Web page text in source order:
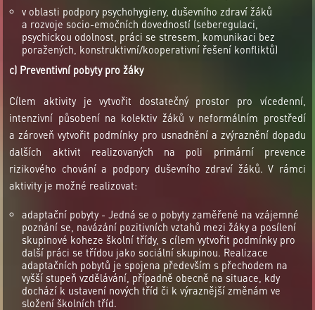
v oblasti podpory psychohygieny, duševního zdraví žáků
a rozvoje socio-emočních dovedností (seberegulaci,
psychickou odolnost, práci se stresem, komunikaci bez
poražených, konstruktivní/kooperativní řešení konfliktů)
c) Preventivní pobyty pro žáky
Cílem aktivity je vytvořit dostatečný prostor pro vícedenní,
intenzivní působení na kolektiv žáků v neformálním prostředí
a zároveň vytvořit podmínky pro usnadnění a zvýraznění dopadu
dalších aktivit realizovaných na poli primární prevence
rizikového chování a podpory duševního zdraví žáků. V rámci
aktivity je možné realizovat:
adaptační pobyty - Jedná se o pobyty zaměřené na vzájemné
poznání se, navázání pozitivních vztahů mezi žáky a posílení
skupinové koheze školní třídy, s cílem vytvořit podmínky pro
další práci se třídou jako sociální skupinou. Realizace
adaptačních pobytů je spojena především s přechodem na
vyšší stupeň vzdělávání, případně obecně na situace, kdy
dochází k ustavení nových tříd či k výraznější změnám ve
složení školních tříd.